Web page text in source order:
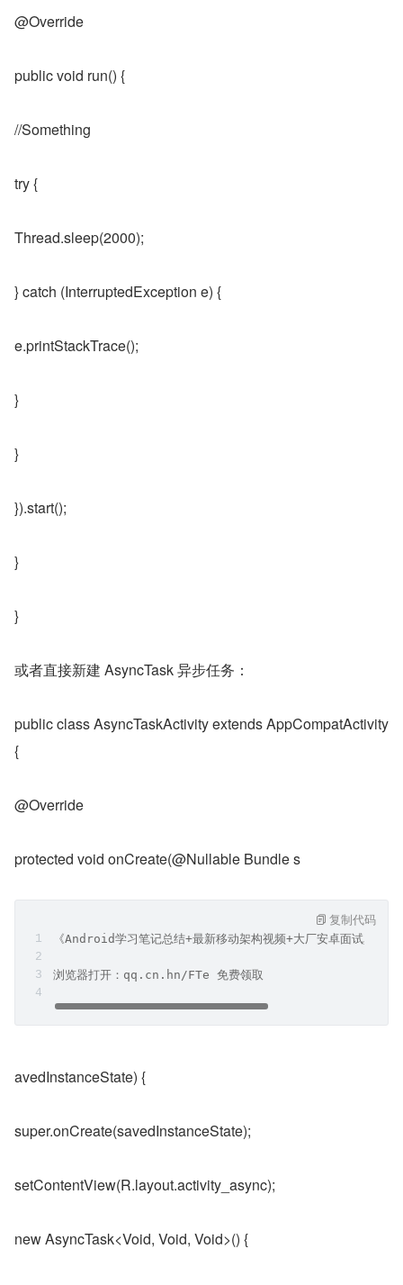
@Override
public void run() {
//Something
try {
Thread.sleep(2000);
} catch (InterruptedException e) {
e.printStackTrace();
}
}
}).start();
}
}
或者直接新建 AsyncTask 异步任务：
public class AsyncTaskActivity extends AppCompatActivity
{
@Override
protected void onCreate(@Nullable Bundle s
《Android学习笔记总结+最新移动架构视频+大厂安卓面试真题+
浏览器打开：qq.cn.hn/FTe 免费领取
复制代码
avedInstanceState) {
super.onCreate(savedInstanceState);
setContentView(R.layout.activity_async);
new AsyncTask<Void, Void, Void>() {